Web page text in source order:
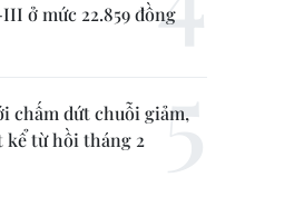
III ở mức 22.859 đồng
chấm dứt chuỗi giảm,
kể từ hồi tháng 2